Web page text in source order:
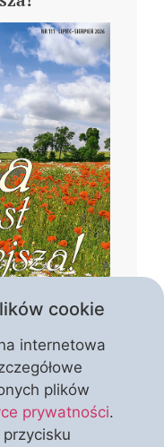
tworzą je
cookie
internetowa
plików
prywatności.